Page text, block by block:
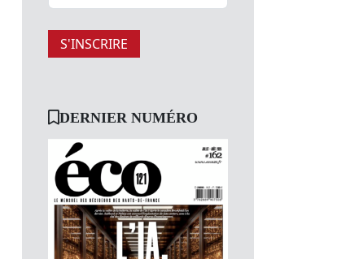
S'INSCRIRE
DERNIER NUMÉRO